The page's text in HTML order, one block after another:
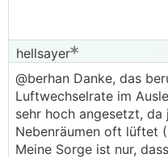
Außerdem war die
WPzwar anfangs
laufenden Betrieb
und daher ineffizient
unterdimensioniert
W
hellsayer
@berhan Danke, das
Luftwechselrate im
sehr hoch angesetzt,
Nebenräumen oft lüftet
Meine Sorge ist nur,